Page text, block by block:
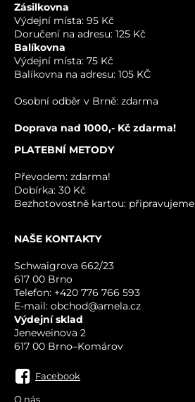
VÁŠ E-MAIL
Zásilkovna
Výdejní místa: 95 Kč
Doručení na adresu: 125 Kč
Balíkovna
Výdejní místa: 75 Kč
Balíkovna na adresu: 105 KČ
Osobní odběr v Brně: zdarma
Doprava nad 1000,- Kč zdarma!
PLATEBNÍ METODY
Převodem: zdarma!
Dobírka: 30 Kč
Bezhotovostně kartou: připravujeme
NAŠE KONTAKTY
Schwaigrova 662/23
617 00 Brno
Telefon: +420 776 766 593
E-mail: obchod@amela.cz
Výdejní sklad
Jeneweinova 2
617 00 Brno–Komárov
Facebook
O nás